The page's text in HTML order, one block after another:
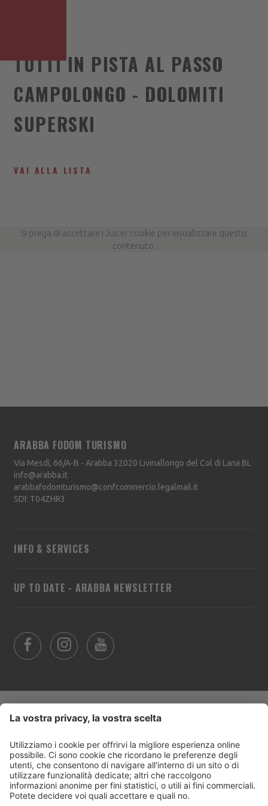
TUTTI IN PISTA AL PASSO
CAMPOLONGO - DOLOMITI
SUPERSKI
VAI ALLA LISTA
Si prega di accettare i Juicer cookie per visualizzare questo
contenuto.
UP TO DATE - ARABBA NEWSLETTER
ARABBA FODOM TURISMO
Via Mesdì, 66/A-B - Arabba 32020 Livinallongo del Col di Lana BL
info@arabba.it
arabbafodomturismo@confcommercio.legalmail.it
SDI: T04ZHR3
INFO & SERVICES